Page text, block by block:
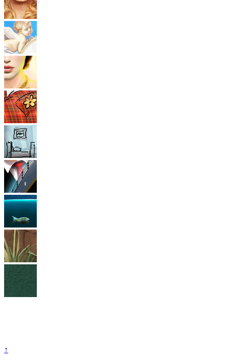
↑